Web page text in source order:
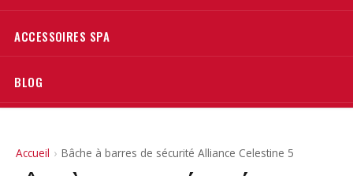
ACCESSOIRES SPA
BLOG
Accueil › Bâche à barres de sécurité Alliance Celestine 5